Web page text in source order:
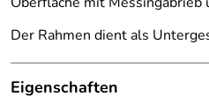
Der Rahmen dient als
Eigenschaften